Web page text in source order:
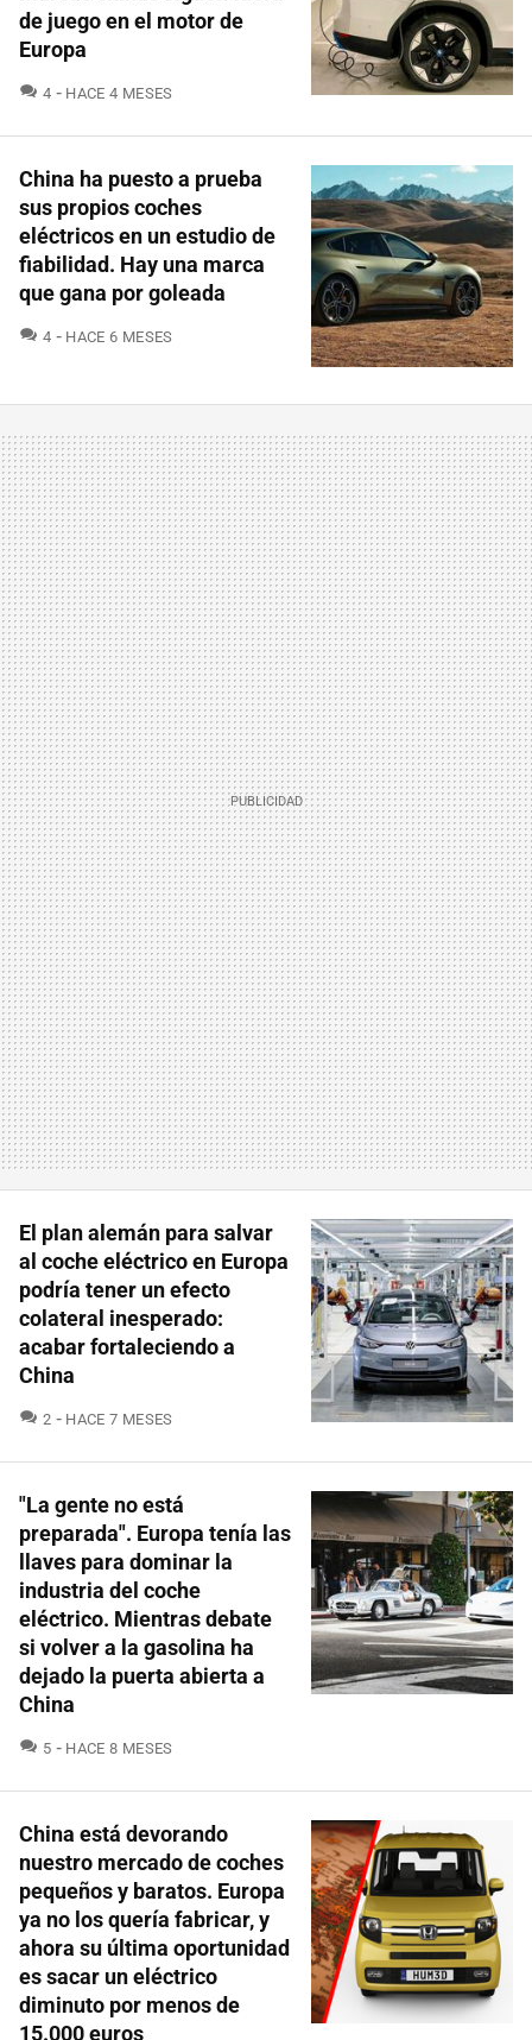
de juego en el motor de
Europa
4 COMENTARIOS
HACE 4 MESES
China ha puesto a prueba
sus propios coches
eléctricos en un estudio de
fiabilidad. Hay una marca
que gana por goleada
4 COMENTARIOS
HACE 6 MESES
El plan alemán para salvar
al coche eléctrico en Europa
podría tener un efecto
colateral inesperado:
acabar fortaleciendo a
China
2 COMENTARIOS
HACE 7 MESES
"La gente no está
preparada". Europa tenía las
llaves para dominar la
industria del coche
eléctrico. Mientras debate
si volver a la gasolina ha
dejado la puerta abierta a
China
5 COMENTARIOS
HACE 8 MESES
China está devorando
nuestro mercado de coches
pequeños y baratos. Europa
ya no los quería fabricar, y
ahora su última oportunidad
es sacar un eléctrico
diminuto por menos de
15.000 euros